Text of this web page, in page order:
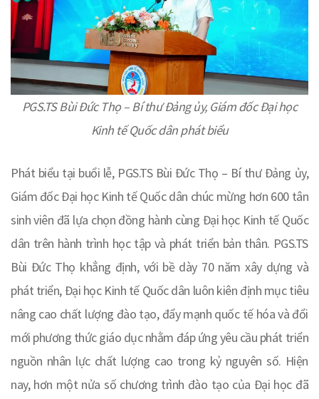
PGS.TS Bùi Đức Thọ – Bí thư Đảng ủy, Giám đốc Đại học
Kinh tế Quốc dân phát biểu
Phát biểu tại buổi lễ, PGS.TS Bùi Đức Thọ – Bí thư Đảng ủy,
Giám đốc Đại học Kinh tế Quốc dân chúc mừng hơn 600 tân
sinh viên đã lựa chọn đồng hành cùng Đại học Kinh tế Quốc
dân trên hành trình học tập và phát triển bản thân. PGS.TS
Bùi Đức Thọ khẳng định, với bề dày 70 năm xây dựng và
phát triển, Đại học Kinh tế Quốc dân luôn kiên định mục tiêu
nâng cao chất lượng đào tạo, đẩy mạnh quốc tế hóa và đổi
mới phương thức giáo dục nhằm đáp ứng yêu cầu phát triển
nguồn nhân lực chất lượng cao trong kỷ nguyên số. Hiện
nay, hơn một nửa số chương trình đào tạo của Đại học đã